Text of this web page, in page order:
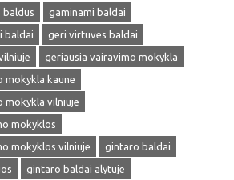
baldus
gaminami baldai
baldai
geri virtuves baldai
geriausia vairavimo mokykla
mokykla kaune
mokykla vilniuje
mokyklos
mokyklos vilniuje
gintaro baldai
gintaro baldai alytuje